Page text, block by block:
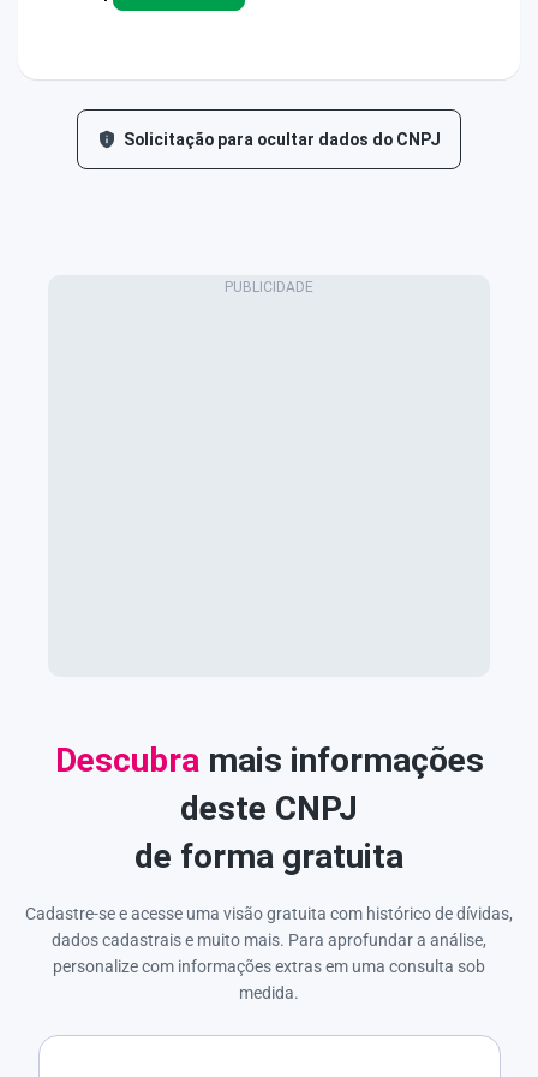
Solicitação para ocultar dados do CNPJ
Descubra mais informações
deste CNPJ
de forma gratuita
Cadastre-se e acesse uma visão gratuita com histórico de dívidas,
dados cadastrais e muito mais. Para aprofundar a análise,
personalize com informações extras em uma consulta sob
medida.